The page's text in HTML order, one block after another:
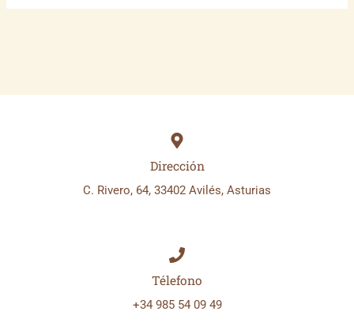
Dirección
C. Rivero, 64, 33402 Avilés, Asturias
Télefono
+34 985 54 09 49